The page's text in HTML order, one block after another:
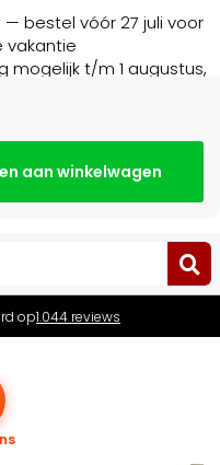
bestel vóór 27 juli voor
vakantie
mogelijk t/m 1 augustus,
op1.044 reviews
aan winkelwagen